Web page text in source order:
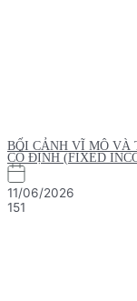
BỐI CẢNH VĨ MÔ VÀ
CỐ ĐỊNH (FIXED
11/06/2026
151